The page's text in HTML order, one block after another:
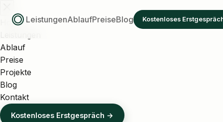
LeistungenAblaufPreiseBlog Kostenloses
Home
Ablauf
Preise
Projekte
Blog
Kontakt
Kostenloses Erstgespräch →